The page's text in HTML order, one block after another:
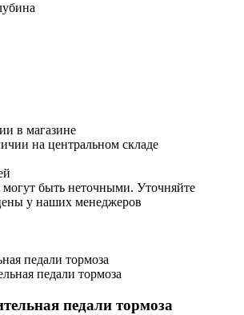
в магазине
на центральном складе
быть неточными. Уточняйте
у наших менеджеров
педали тормоза
педали тормоза